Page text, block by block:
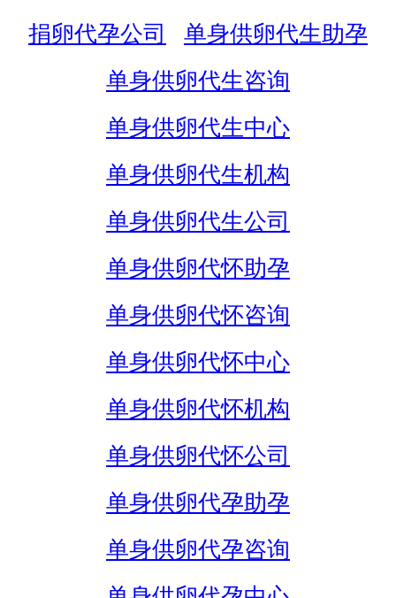
捐卵代孕公司
单身供卵代生助孕
单身供卵代生咨询
单身供卵代生中心
单身供卵代生机构
单身供卵代生公司
单身供卵代怀助孕
单身供卵代怀咨询
单身供卵代怀中心
单身供卵代怀机构
单身供卵代怀公司
单身供卵代孕助孕
单身供卵代孕咨询